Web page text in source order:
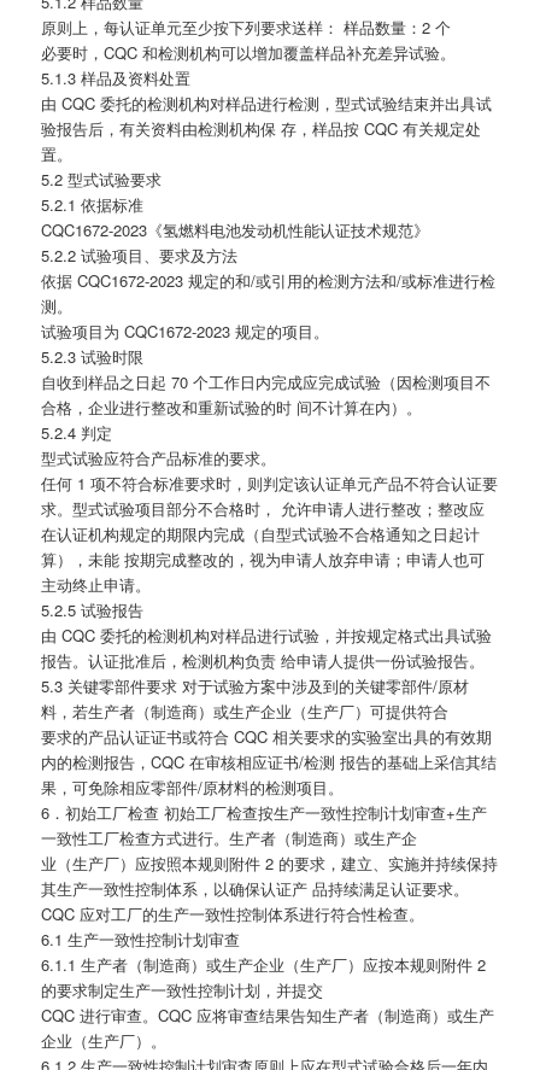
原则上，每认证单元至少按下列要求送样： 样品数量：2 个
必要时，CQC 和检测机构可以增加覆盖样品补充差异试验。
5.1.3 样品及资料处置
由 CQC 委托的检测机构对样品进行检测，型式试验结束并出具试
验报告后，有关资料由检测机构保 存，样品按 CQC 有关规定处
置。
5.2 型式试验要求
5.2.1 依据标准
CQC1672-2023《氢燃料电池发动机性能认证技术规范》
5.2.2 试验项目、要求及方法
依据 CQC1672-2023 规定的和/或引用的检测方法和/或标准进行检
测。
试验项目为 CQC1672-2023 规定的项目。
5.2.3 试验时限
自收到样品之日起 70 个工作日内完成应完成试验（因检测项目不
合格，企业进行整改和重新试验的时 间不计算在内）。
5.2.4 判定
型式试验应符合产品标准的要求。
任何 1 项不符合标准要求时，则判定该认证单元产品不符合认证要
求。型式试验项目部分不合格时， 允许申请人进行整改；整改应
在认证机构规定的期限内完成（自型式试验不合格通知之日起计
算），未能 按期完成整改的，视为申请人放弃申请；申请人也可
主动终止申请。
5.2.5 试验报告
由 CQC 委托的检测机构对样品进行试验，并按规定格式出具试验
报告。认证批准后，检测机构负责 给申请人提供一份试验报告。
5.3 关键零部件要求 对于试验方案中涉及到的关键零部件/原材
料，若生产者（制造商）或生产企业（生产厂）可提供符合
要求的产品认证证书或符合 CQC 相关要求的实验室出具的有效期
内的检测报告，CQC 在审核相应证书/检测 报告的基础上采信其结
果，可免除相应零部件/原材料的检测项目。
6．初始工厂检查 初始工厂检查按生产一致性控制计划审查+生产
一致性工厂检查方式进行。生产者（制造商）或生产企
业（生产厂）应按照本规则附件 2 的要求，建立、实施并持续保持
其生产一致性控制体系，以确保认证产 品持续满足认证要求。
CQC 应对工厂的生产一致性控制体系进行符合性检查。
6.1 生产一致性控制计划审查
6.1.1 生产者（制造商）或生产企业（生产厂）应按本规则附件 2
的要求制定生产一致性控制计划，并提交
CQC 进行审查。CQC 应将审查结果告知生产者（制造商）或生产
企业（生产厂）。
6.1.2 生产一致性控制计划审查原则上应在型式试验合格后一年内